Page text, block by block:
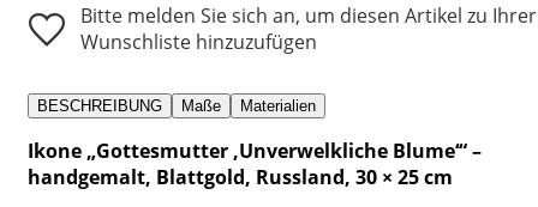
Bitte melden Sie sich an, um diesen Artikel zu Ihrer
Wunschliste hinzuzufügen
BESCHREIBUNG Maße Materialien
Ikone „Gottesmutter ‚Unverwelkliche Blume‘“ –
handgemalt, Blattgold, Russland, 30 × 25 cm